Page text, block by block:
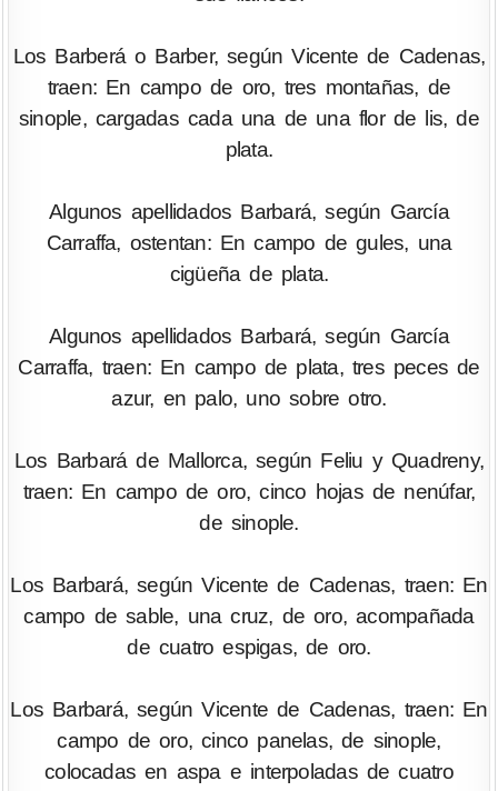
Los Barberá o Barber, según Vicente de Cadenas,
traen: En campo de oro, tres montañas, de
sinople, cargadas cada una de una flor de lis, de
plata.
Algunos apellidados Barbará, según García
Carraffa, ostentan: En campo de gules, una
cigüeña de plata.
Algunos apellidados Barbará, según García
Carraffa, traen: En campo de plata, tres peces de
azur, en palo, uno sobre otro.
Los Barbará de Mallorca, según Feliu y Quadreny,
traen: En campo de oro, cinco hojas de nenúfar,
de sinople.
Los Barbará, según Vicente de Cadenas, traen: En
campo de sable, una cruz, de oro, acompañada
de cuatro espigas, de oro.
Los Barbará, según Vicente de Cadenas, traen: En
campo de oro, cinco panelas, de sinople,
colocadas en aspa e interpoladas de cuatro